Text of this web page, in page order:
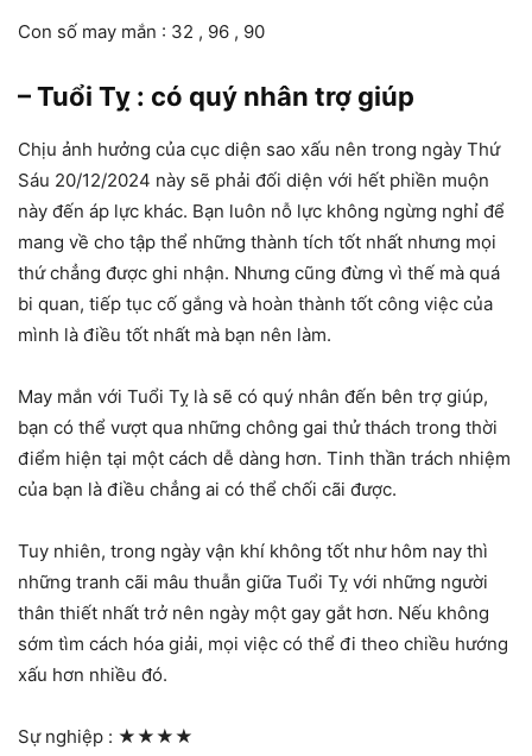
Con số may mắn : 32 , 96 , 90
– Tuổi Tỵ : có quý nhân trợ giúp
Chịu ảnh hưởng của cục diện sao xấu nên trong ngày Thứ
Sáu 20/12/2024 này sẽ phải đối diện với hết phiền muộn
này đến áp lực khác. Bạn luôn nỗ lực không ngừng nghỉ để
mang về cho tập thể những thành tích tốt nhất nhưng mọi
thứ chẳng được ghi nhận. Nhưng cũng đừng vì thế mà quá
bi quan, tiếp tục cố gắng và hoàn thành tốt công việc của
mình là điều tốt nhất mà bạn nên làm.
May mắn với Tuổi Tỵ là sẽ có quý nhân đến bên trợ giúp,
bạn có thể vượt qua những chông gai thử thách trong thời
điểm hiện tại một cách dễ dàng hơn. Tinh thần trách nhiệm
của bạn là điều chẳng ai có thể chối cãi được.
Tuy nhiên, trong ngày vận khí không tốt như hôm nay thì
những tranh cãi mâu thuẫn giữa Tuổi Tỵ với những người
thân thiết nhất trở nên ngày một gay gắt hơn. Nếu không
sớm tìm cách hóa giải, mọi việc có thể đi theo chiều hướng
xấu hơn nhiều đó.
Sự nghiệp : ★★★★